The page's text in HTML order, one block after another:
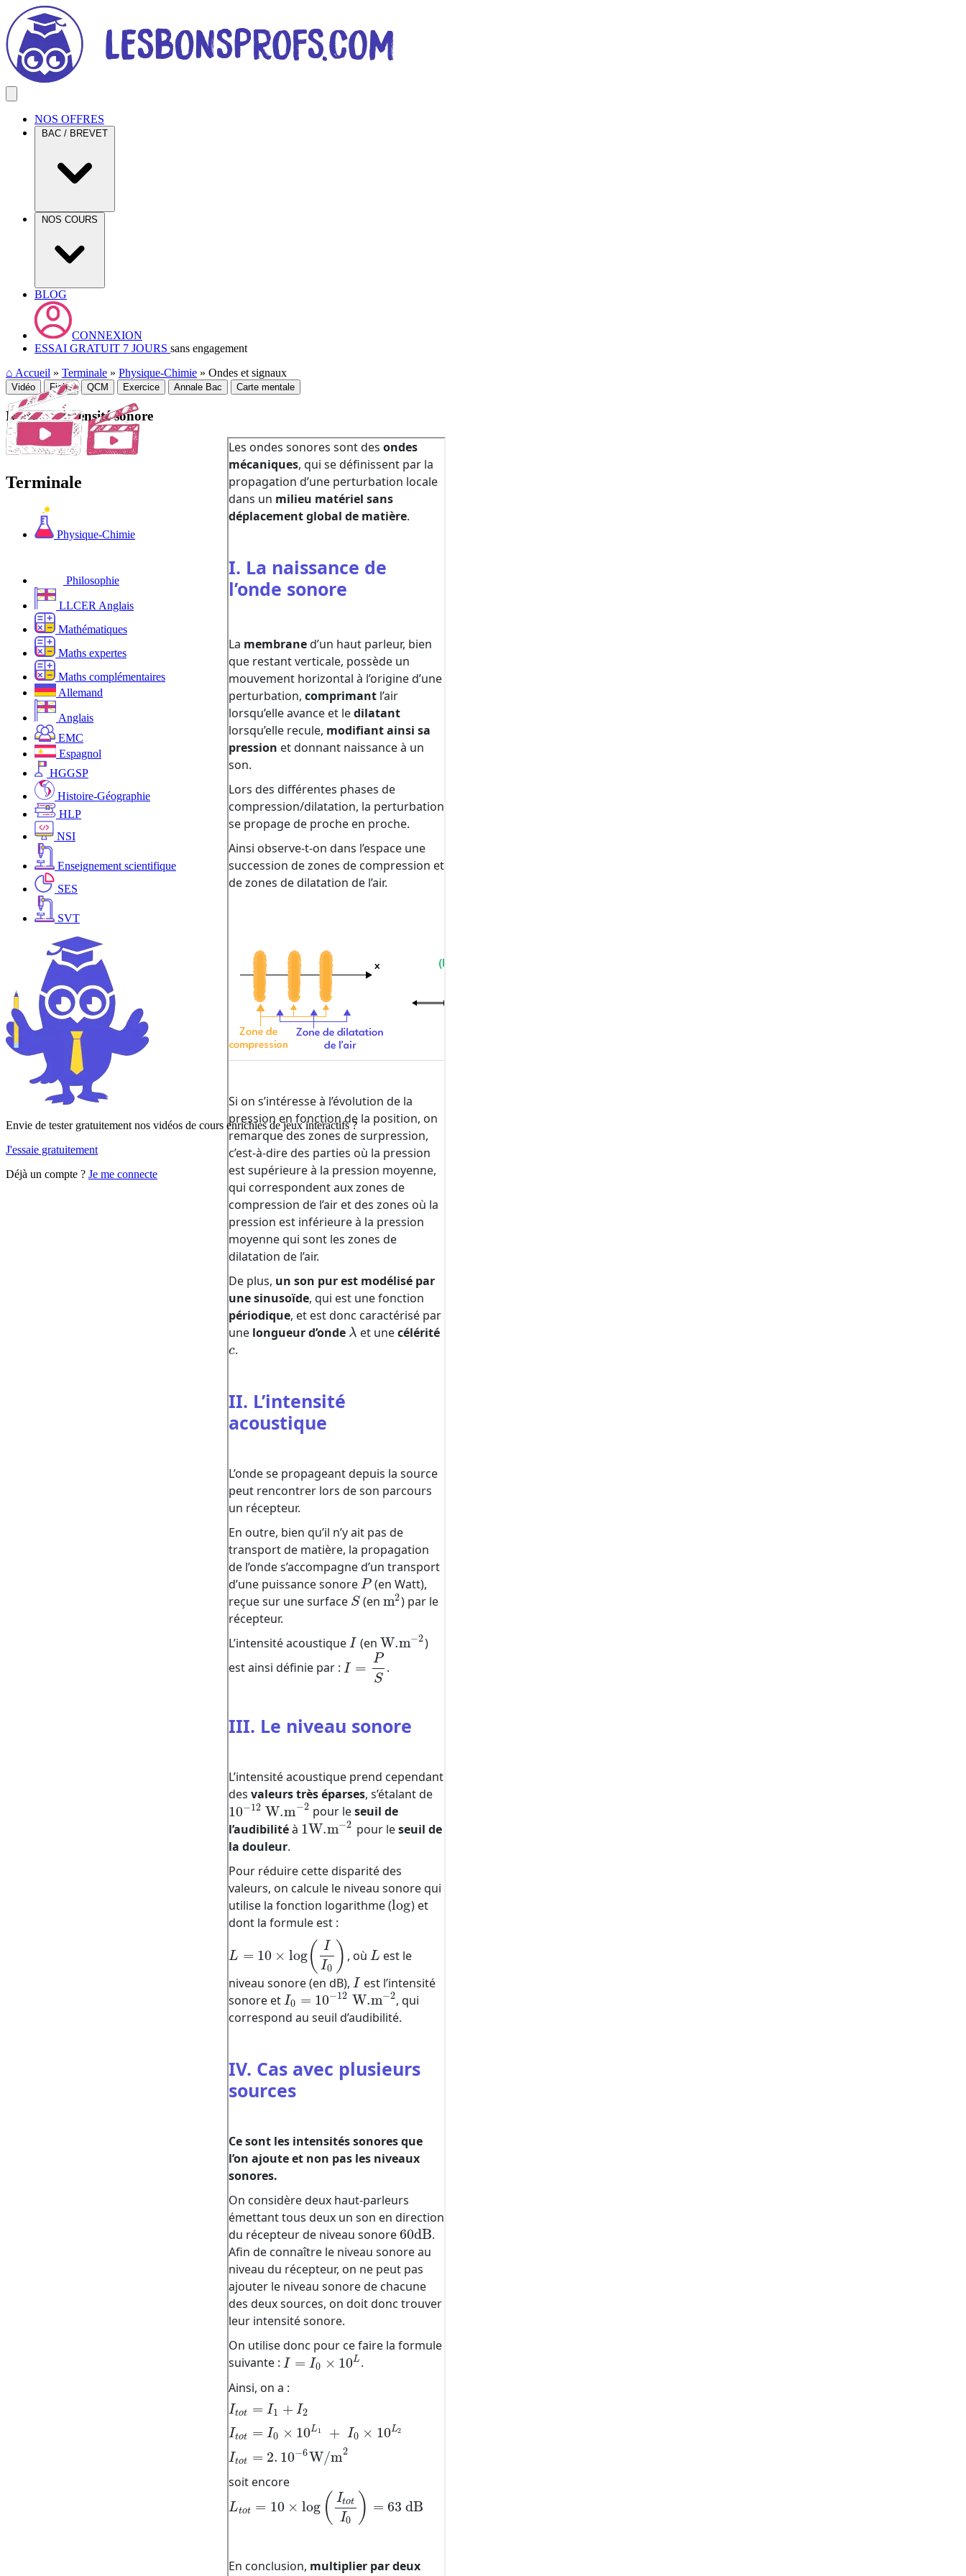
NOS OFFRES
BAC / BREVET
NOS COURS
BLOG
CONNEXION
ESSAI GRATUIT 7 JOURS sans engagement
⌂ Accueil » Terminale » Physique-Chimie » Ondes et signaux
Terminale
Physique-Chimie
Philosophie
LLCER Anglais
Mathématiques
Maths expertes
Maths complémentaires
Allemand
Anglais
EMC
Espagnol
HGGSP
Histoire-Géographie
HLP
NSI
Enseignement scientifique
SES
SVT
Envie de tester gratuitement nos vidéos de cours enrichies de jeux interactifs ?
J'essaie gratuitement
Déjà un compte ? Je me connecte
Vidéo Fiche QCM Exercice Annale Bac Carte mentale
Niveau d'intensité sonore